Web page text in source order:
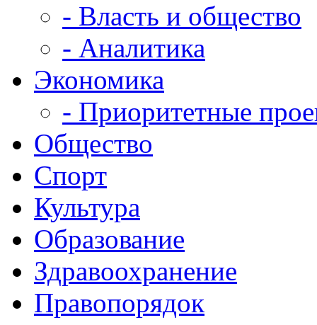
- Власть и общество
- Аналитика
Экономика
- Приоритетные
Общество
Спорт
Культура
Образование
Здравоохранение
Правопорядок